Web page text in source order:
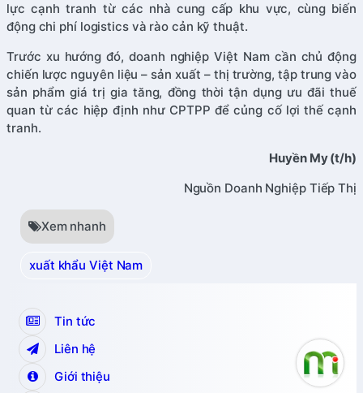
lực cạnh tranh từ các nhà cung cấp khu vực, cùng biến
động chi phí logistics và rào cản kỹ thuật.
Trước xu hướng đó, doanh nghiệp Việt Nam cần chủ động
chiến lược nguyên liệu – sản xuất – thị trường, tập trung vào
sản phẩm giá trị gia tăng, đồng thời tận dụng ưu đãi thuế
quan từ các hiệp định như CPTPP để củng cố lợi thế cạnh
tranh.
Huyền My (t/h)
Nguồn Doanh Nghiệp Tiếp Thị
Xem nhanh
xuất khẩu Việt Nam
Tin tức
Liên hệ
Giới thiệu